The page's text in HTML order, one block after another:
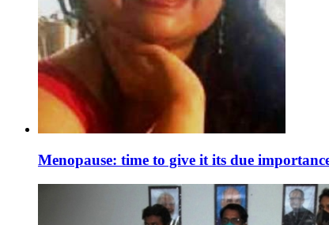
Menopause: time to give it its due